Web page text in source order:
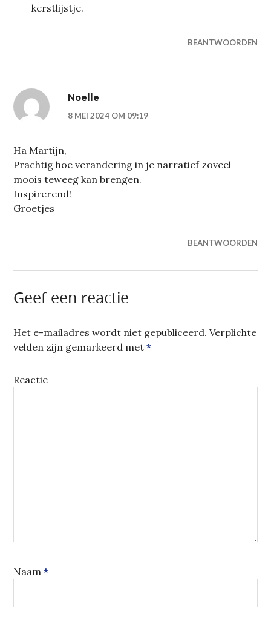
kerstlijstje.
BEANTWOORDEN
Noelle
8 MEI 2024 OM 09:19
Ha Martijn,
Prachtig hoe verandering in je narratief zoveel
moois teweeg kan brengen.
Inspirerend!
Groetjes
BEANTWOORDEN
Geef een reactie
Het e-mailadres wordt niet gepubliceerd. Verplichte
velden zijn gemarkeerd met*
Reactie
Naam*